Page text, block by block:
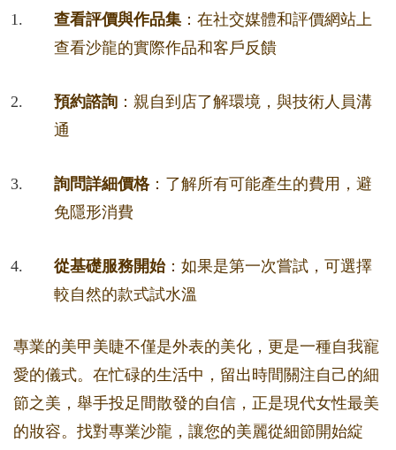
查看評價與作品集 ：在社交媒體和評價網站上
查看沙龍的實際作品和客戶反饋
預約諮詢 ：親自到店了解環境，與技術人員溝
通
詢問詳細價格：了解所有可能產生的費用，避
免隱形消費
從基礎服務開始：如果是第一次嘗試，可選擇
較自然的款式試水溫
專業的美甲美睫不僅是外表的美化，更是一種自我寵
愛的儀式。在忙碌的生活中，留出時間關注自己的細
節之美，舉手投足間散發的自信，正是現代女性最美
的妝容。找對專業沙龍，讓您的美麗從細節開始綻